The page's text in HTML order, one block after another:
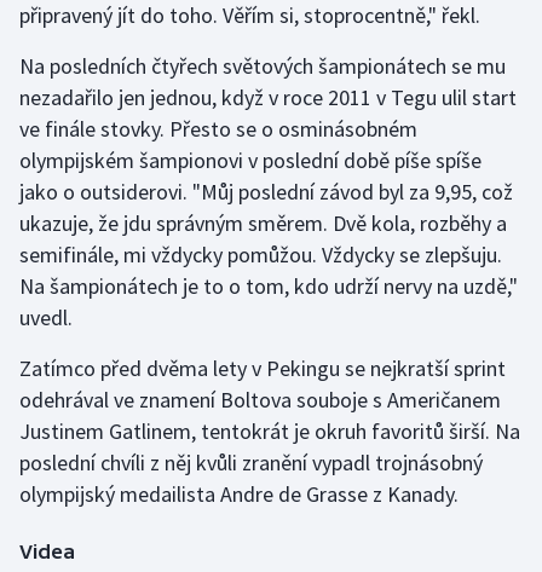
Krasobruslení
Lezení
Lyže a snowboard
Moderní pětiboj
Motorsport
Olympijské hry
Parasport
Plavání
Plážový volejbal
Ragby
připravený jít do toho. Věřím si, stoprocentně," řekl.
Na posledních čtyřech světových šampionátech se mu
nezadařilo jen jednou, když v roce 2011 v Tegu ulil start
ve finále stovky. Přesto se o osminásobném
olympijském šampionovi v poslední době píše spíše
jako o outsiderovi. "Můj poslední závod byl za 9,95, což
ukazuje, že jdu správným směrem. Dvě kola, rozběhy a
semifinále, mi vždycky pomůžou. Vždycky se zlepšuju.
Na šampionátech je to o tom, kdo udrží nervy na uzdě,"
uvedl.
Zatímco před dvěma lety v Pekingu se nejkratší sprint
odehrával ve znamení Boltova souboje s Američanem
Justinem Gatlinem, tentokrát je okruh favoritů širší. Na
poslední chvíli z něj kvůli zranění vypadl trojnásobný
olympijský medailista Andre de Grasse z Kanady.
Videa